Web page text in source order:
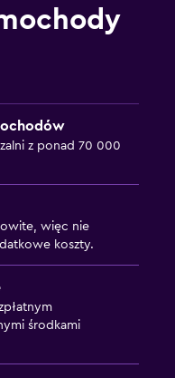
z ponad 70 000
więc nie
koszty.
środkami